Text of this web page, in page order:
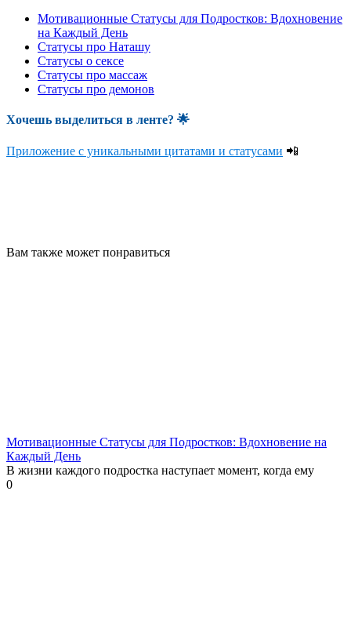
Мотивационные Статусы для Подростков: Вдохновение
на Каждый День
Статусы про Наташу
Статусы о сексе
Статусы про массаж
Статусы про демонов
Хочешь выделиться в ленте? 🌟
Приложение с уникальными цитатами и статусами 📲
Вам также может понравиться
Мотивационные Статусы для Подростков: Вдохновение на
Каждый День
В жизни каждого подростка наступает момент, когда ему
0